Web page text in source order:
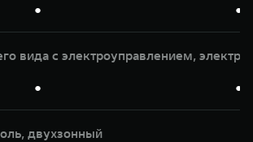
● ●
вида с электроуправлением,
● ●
двухзонный